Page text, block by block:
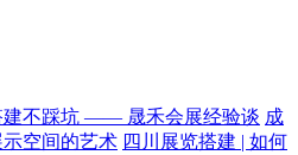
建不踩坑 —— 晟禾会展经验谈 成
空间的艺术 四川展览搭建 | 如何